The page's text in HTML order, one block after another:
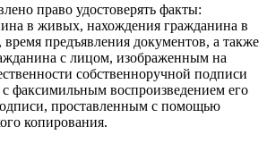
право удостоверять факты:
в живых, нахождения гражданина в
предъявления документов, а также
с лицом, изображенным на
собственноручной подписи
факсимильным воспроизведением его
проставленным с помощью
копирования.